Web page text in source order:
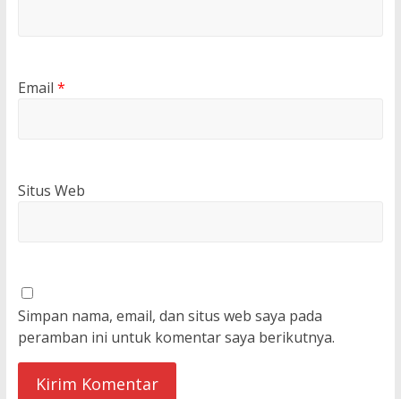
Email *
Situs Web
Simpan nama, email, dan situs web saya pada
peramban ini untuk komentar saya berikutnya.